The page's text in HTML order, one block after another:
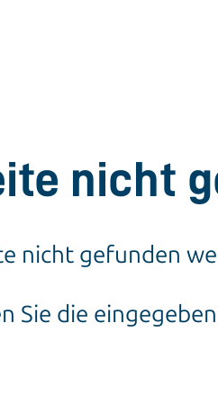
nicht
nicht gefunden
Sie die